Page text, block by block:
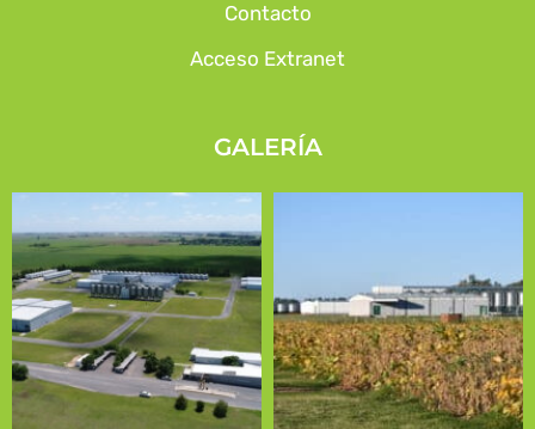
Contacto
Acceso Extranet
GALERÍA